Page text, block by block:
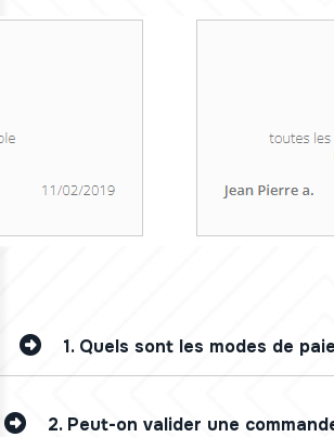
1. Quels sont les modes de
2. Peut-on valider une